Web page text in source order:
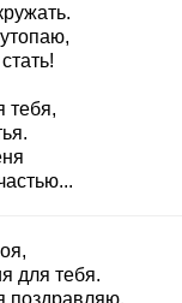
тебя,
для тебя.
поздравляю,